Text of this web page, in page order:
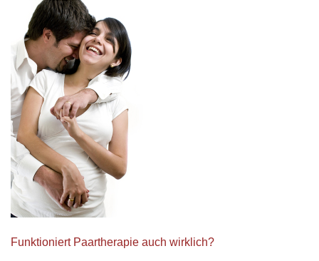
Funktioniert Paartherapie auch wirklich?